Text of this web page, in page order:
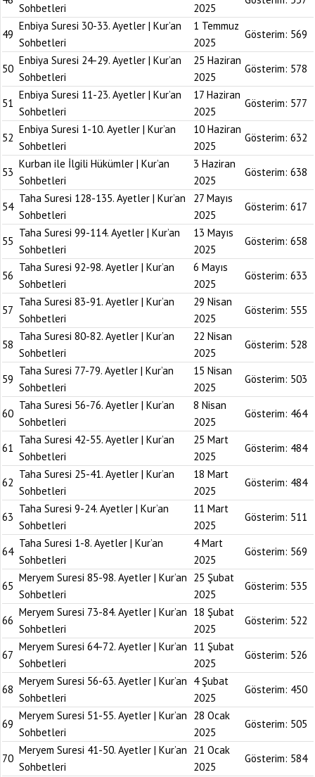
Sohbetleri 2025
49
Enbiya Suresi 30-33. Ayetler | Kur’an
Sohbetleri
1 Temmuz
2025
Gösterim: 569
50
Enbiya Suresi 24-29. Ayetler | Kur’an
Sohbetleri
25 Haziran
2025
Gösterim: 578
51
Enbiya Suresi 11-23. Ayetler | Kur’an
Sohbetleri
17 Haziran
2025
Gösterim: 577
52
Enbiya Suresi 1-10. Ayetler | Kur’an
Sohbetleri
10 Haziran
2025
Gösterim: 632
53
Kurban ile İlgili Hükümler | Kur’an
Sohbetleri
3 Haziran
2025
Gösterim: 638
54
Taha Suresi 128-135. Ayetler | Kur’an
Sohbetleri
27 Mayıs
2025
Gösterim: 617
55
Taha Suresi 99-114. Ayetler | Kur’an
Sohbetleri
13 Mayıs
2025
Gösterim: 658
56
Taha Suresi 92-98. Ayetler | Kur’an
Sohbetleri
6 Mayıs
2025
Gösterim: 633
57
Taha Suresi 83-91. Ayetler | Kur’an
Sohbetleri
29 Nisan
2025
Gösterim: 555
58
Taha Suresi 80-82. Ayetler | Kur’an
Sohbetleri
22 Nisan
2025
Gösterim: 528
59
Taha Suresi 77-79. Ayetler | Kur’an
Sohbetleri
15 Nisan
2025
Gösterim: 503
60
Taha Suresi 56-76. Ayetler | Kur’an
Sohbetleri
8 Nisan
2025
Gösterim: 464
61
Taha Suresi 42-55. Ayetler | Kur’an
Sohbetleri
25 Mart
2025
Gösterim: 484
62
Taha Suresi 25-41. Ayetler | Kur’an
Sohbetleri
18 Mart
2025
Gösterim: 484
63
Taha Suresi 9-24. Ayetler | Kur’an
Sohbetleri
11 Mart
2025
Gösterim: 511
64
Taha Suresi 1-8. Ayetler | Kur’an
Sohbetleri
4 Mart
2025
Gösterim: 569
65
Meryem Suresi 85-98. Ayetler | Kur’an
Sohbetleri
25 Şubat
2025
Gösterim: 535
66
Meryem Suresi 73-84. Ayetler | Kur’an
Sohbetleri
18 Şubat
2025
Gösterim: 522
67
Meryem Suresi 64-72. Ayetler | Kur’an
Sohbetleri
11 Şubat
2025
Gösterim: 526
68
Meryem Suresi 56-63. Ayetler | Kur’an
Sohbetleri
4 Şubat
2025
Gösterim: 450
69
Meryem Suresi 51-55. Ayetler | Kur’an
Sohbetleri
28 Ocak
2025
Gösterim: 505
70
Meryem Suresi 41-50. Ayetler | Kur’an
Sohbetleri
21 Ocak
2025
Gösterim: 584